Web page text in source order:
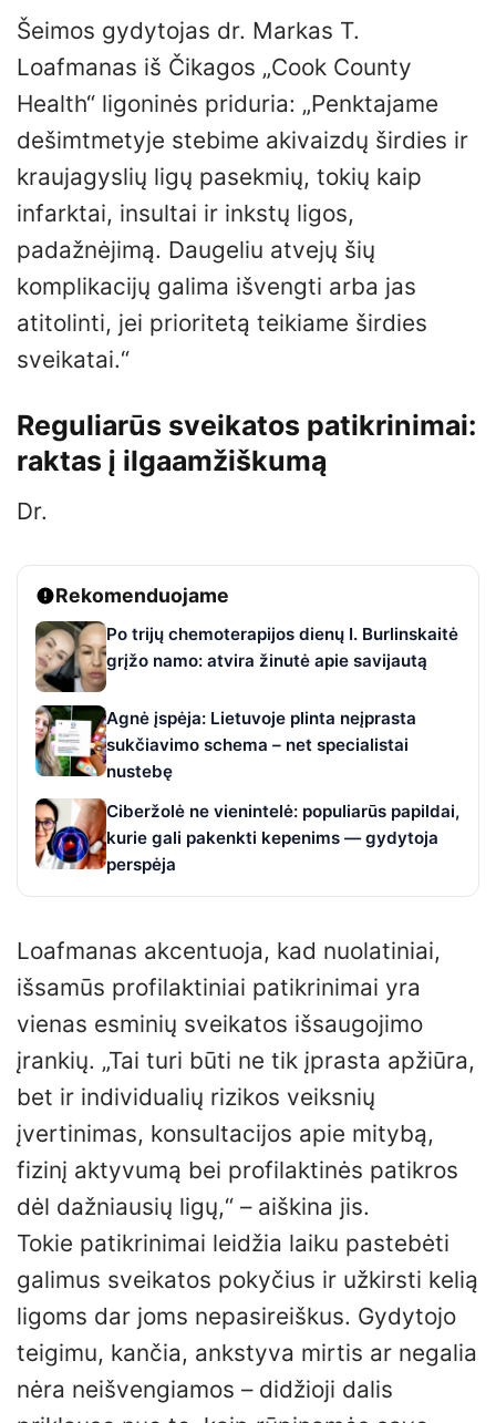
Šeimos gydytojas dr. Markas T.
Loafmanas iš Čikagos „Cook County
Health“ ligoninės priduria: „Penktajame
dešimtmetyje stebime akivaizdų širdies ir
kraujagyslių ligų pasekmių, tokių kaip
infarktai, insultai ir inkstų ligos,
padažnėjimą. Daugeliu atvejų šių
komplikacijų galima išvengti arba jas
atitolinti, jei prioritetą teikiame širdies
sveikatai.“
Reguliarūs sveikatos patikrinimai:
raktas į ilgaamžiškumą
Dr.
Rekomenduojame
Po trijų chemoterapijos dienų I. Burlinskaitė
grįžo namo: atvira žinutė apie savijautą
Agnė įspėja: Lietuvoje plinta neįprasta
sukčiavimo schema – net specialistai
nustebę
Ciberžolė ne vienintelė: populiarūs papildai,
kurie gali pakenkti kepenims — gydytoja
perspėja
Loafmanas akcentuoja, kad nuolatiniai,
išsamūs profilaktiniai patikrinimai yra
vienas esminių sveikatos išsaugojimo
įrankių. „Tai turi būti ne tik įprasta apžiūra,
bet ir individualių rizikos veiksnių
įvertinimas, konsultacijos apie mitybą,
fizinį aktyvumą bei profilaktinės patikros
dėl dažniausių ligų,“ – aiškina jis.
Tokie patikrinimai leidžia laiku pastebėti
galimus sveikatos pokyčius ir užkirsti kelią
ligoms dar joms nepasireiškus. Gydytojo
teigimu, kančia, ankstyva mirtis ar negalia
nėra neišvengiamos – didžioji dalis